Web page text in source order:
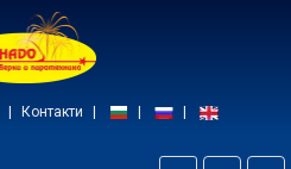
Контакти